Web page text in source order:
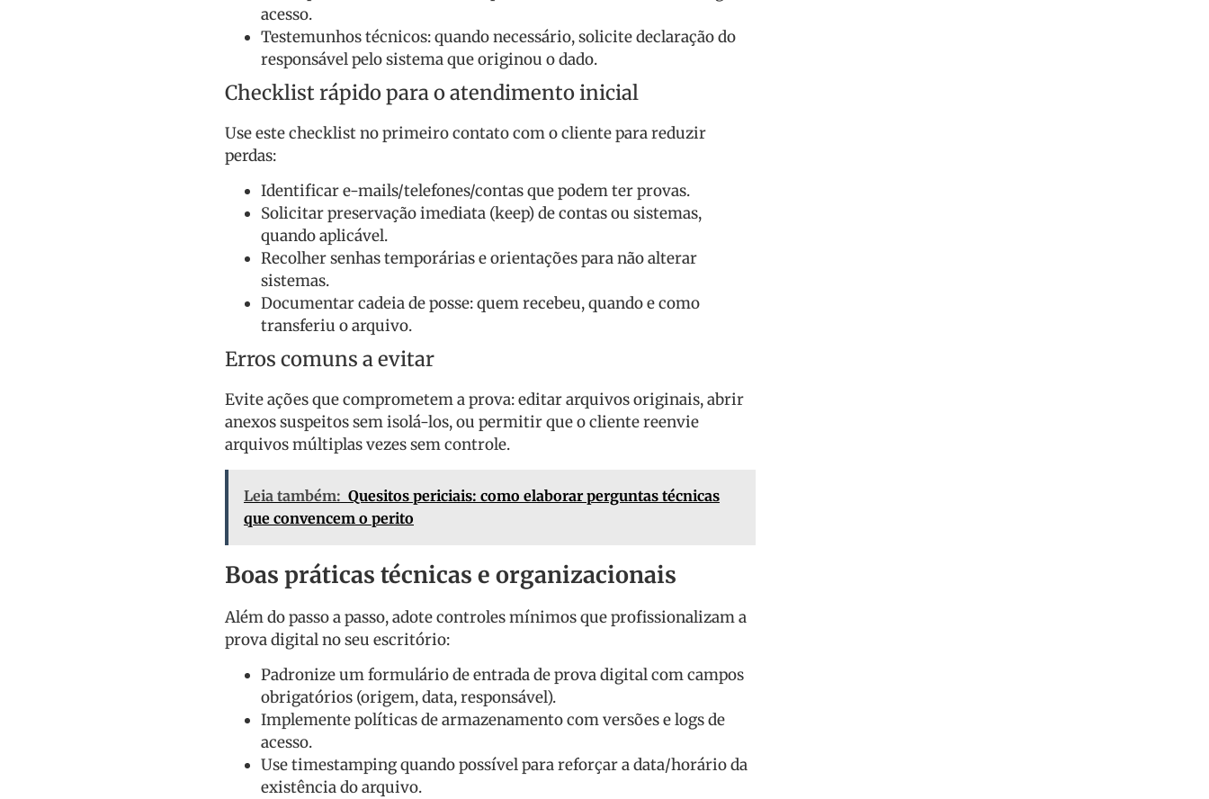
acesso.
Testemunhos técnicos: quando necessário, solicite declaração do
responsável pelo sistema que originou o dado.
Checklist rápido para o atendimento inicial
Use este checklist no primeiro contato com o cliente para reduzir
perdas:
Identificar e-mails/telefones/contas que podem ter provas.
Solicitar preservação imediata (keep) de contas ou sistemas,
quando aplicável.
Recolher senhas temporárias e orientações para não alterar
sistemas.
Documentar cadeia de posse: quem recebeu, quando e como
transferiu o arquivo.
Erros comuns a evitar
Evite ações que comprometem a prova: editar arquivos originais, abrir
anexos suspeitos sem isolá-los, ou permitir que o cliente reenvie
arquivos múltiplas vezes sem controle.
Leia também: Quesitos periciais: como elaborar perguntas técnicas
que convencem o perito
Boas práticas técnicas e organizacionais
Além do passo a passo, adote controles mínimos que profissionalizam a
prova digital no seu escritório:
Padronize um formulário de entrada de prova digital com campos
obrigatórios (origem, data, responsável).
Implemente políticas de armazenamento com versões e logs de
acesso.
Use timestamping quando possível para reforçar a data/horário da
existência do arquivo.